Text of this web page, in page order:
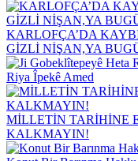
KARLOFÇA’DA
GİZLİ NİŞAN,YA
Riya Îpekê Amed
MİLLETİN TARİHİNE
KALKMAYIN!